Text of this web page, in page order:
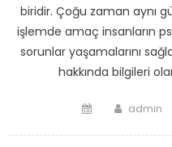
biridir. Çoğu zaman aynı
işlemde amaç insanların
sorunlar yaşamalarını
hakkında bilgileri
PostedAuthor
admin